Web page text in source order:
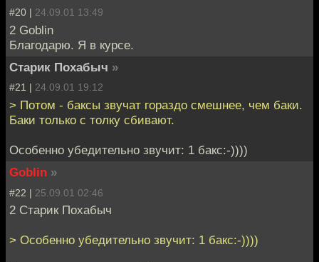
#20 | 24.09.01 13:49
2 Goblin
Благодарю. Я в курсе.
Старик Похабыч »
#21 | 24.09.01 19:12
> Потом - баксы звучат гораздо смешнее, чем баки.
Баки только с толку сбивают.
Особенно убедительно звучит: 1 бакс:-))))
Goblin »
#22 | 25.09.01 02:46
2 Старик Похабыч
> Особенно убедительно звучит: 1 бакс:-))))